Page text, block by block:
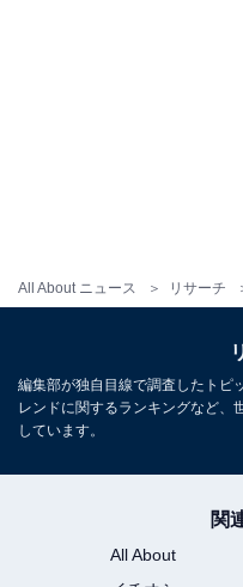
All About ニュース リサーチ
編集部が独自目線で調査したトピ
レンドに関するランキングなど、
しています。
関
All About